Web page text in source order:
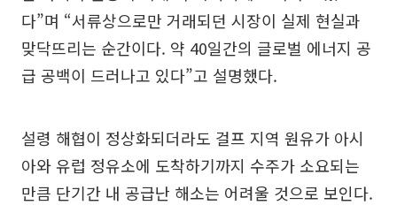
다”며 “서류상으로만 거래되던 시장이 실제 현실과
맞닥뜨리는 순간이다. 약 40일간의 글로벌 에너지 공
급 공백이 드러나고 있다”고 설명했다.
설령 해협이 정상화되더라도 걸프 지역 원유가 아시
아와 유럽 정유소에 도착하기까지 수주가 소요되는
만큼 단기간 내 공급난 해소는 어려울 것으로 보인다.